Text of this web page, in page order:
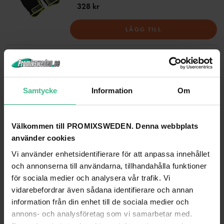
Samtycke Information Om
Välkommen till PROMIXSWEDEN. Denna webbplats
använder cookies
Vi använder enhetsidentifierare för att anpassa innehållet
och annonserna till användarna, tillhandahålla funktioner
för sociala medier och analysera vår trafik. Vi
vidarebefordrar även sådana identifierare och annan
information från din enhet till de sociala medier och
annons- och analysföretag som vi samarbetar med.
328 kr
LÄGG TILL
EUROLITE TPC-50 HALF COUPLER EUROLITE TPC-30 COUPLER, SILVER